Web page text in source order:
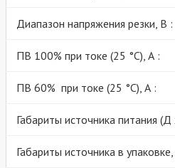
Диапазон напряжения резки, В :
ПВ 100% при токе (25 °C), А :
ПВ 60% при токе (25 °C), А :
Габариты источника питания
Габариты источника в